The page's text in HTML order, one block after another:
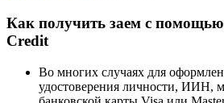
Как получить заем с помощью
Credit
Во многих случаях для
удостоверения личности, ИИН,